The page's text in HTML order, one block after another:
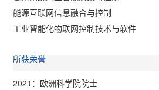
能源互联网信息融合与控制
工业智能化物联网控制技术与软件
所获荣誉
2021：欧洲科学院院士